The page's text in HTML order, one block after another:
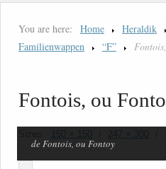
You are here: Home Heraldik
Familienwappen
“F”
Fontois, ou
150 × 150 247 × 300
de Fontois, ou Fontoy